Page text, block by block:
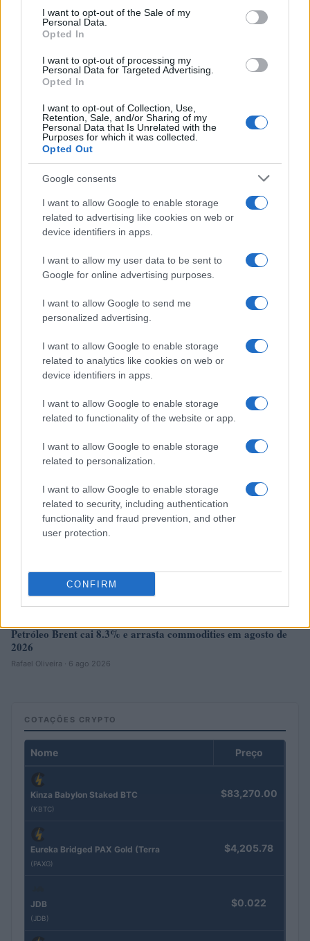
consent section.
I want to opt-out of the Sale of my
Personal Data.
Opted In
I want to opt-out of processing my
Personal Data for Targeted Advertising.
Opted In
I want to opt-out of Collection, Use,
Retention, Sale, and/or Sharing of my
Personal Data that Is Unrelated with the
Purposes for which it was collected.
Opted Out
Google consents
I want to allow Google to enable storage
related to advertising like cookies on web or
device identifiers in apps.
I want to allow my user data to be sent to
Google for online advertising purposes.
I want to allow Google to send me
personalized advertising.
I want to allow Google to enable storage
related to analytics like cookies on web or
device identifiers in apps.
I want to allow Google to enable storage
related to functionality of the website or app.
I want to allow Google to enable storage
related to personalization.
I want to allow Google to enable storage
related to security, including authentication
functionality and fraud prevention, and other
user protection.
CONFIRM
Redução histórica do desmatamento na Amazônia entre agosto
de 2026 e julho de 2026
NÃO CLASSIFICADO
Petróleo Brent cai 8.3% e arrasta commodities em agosto de
2026
Rafael Oliveira · 6 ago 2026
COTAÇÕES CRYPTO
Nome Preço
Kinza Babylon Staked BTC
(KBTC)
$83,270.00
Eureka Bridged PAX Gold (Terra
(PAXG)
$4,205.78
JDB
(JDB)
$0.022